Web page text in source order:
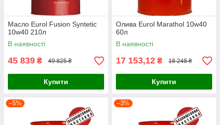
Масло Eurol Fusion Syntetic
10w40 210л
В наявності
45 839 ₴ 49 825 ₴
Купити
Олива Eurol Marathol 10w40
60л
В наявності
17 153,12 ₴ 18 248 ₴
Купити
–5% –3%